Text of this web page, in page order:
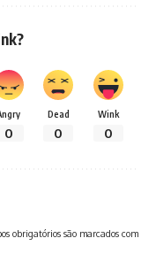
0
Dead
0
Wink
0
obrigatórios são marcados com